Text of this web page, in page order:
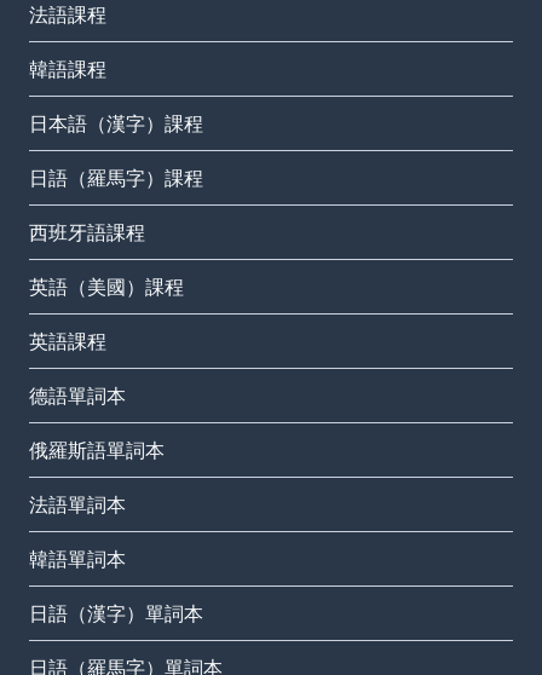
法語課程
韓語課程
日本語（漢字）課程
日語（羅馬字）課程
西班牙語課程
英語（美國）課程
英語課程
德語單詞本
俄羅斯語單詞本
法語單詞本
韓語單詞本
日語（漢字）單詞本
日語（羅馬字）單詞本